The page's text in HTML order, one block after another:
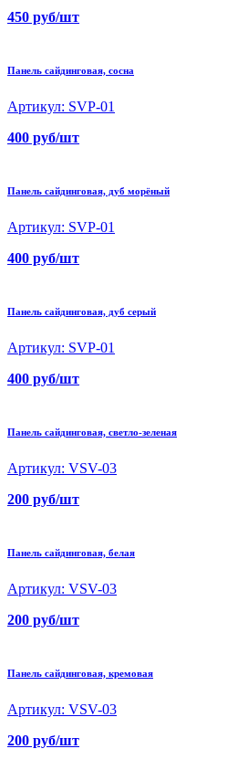
450 руб/шт
Панель сайдинговая, сосна
Артикул: SVP-01
400 руб/шт
Панель сайдинговая, дуб морёный
Артикул: SVP-01
400 руб/шт
Панель сайдинговая, дуб серый
Артикул: SVP-01
400 руб/шт
Панель сайдинговая, светло-зеленая
Артикул: VSV-03
200 руб/шт
Панель сайдинговая, белая
Артикул: VSV-03
200 руб/шт
Панель сайдинговая, кремовая
Артикул: VSV-03
200 руб/шт